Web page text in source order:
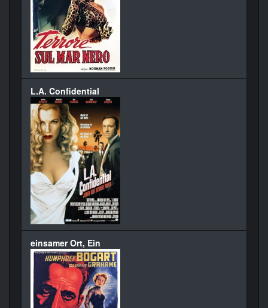
L.A. Confidential
einsamer Ort, Ein